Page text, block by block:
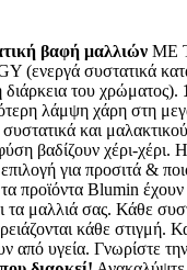
βαφή μαλλιών ΜΕ
(ενεργά συστατικά
του χρώματος).
λάμψη χάρη στη
και
βαδίζουν χέρι-χέρι.
για προσιτά &
προϊόντα Blumin έχουν
τα μαλλιά σας. Κάθε
κάθε στιγμή.
από υγεία. Γνωρίστε την